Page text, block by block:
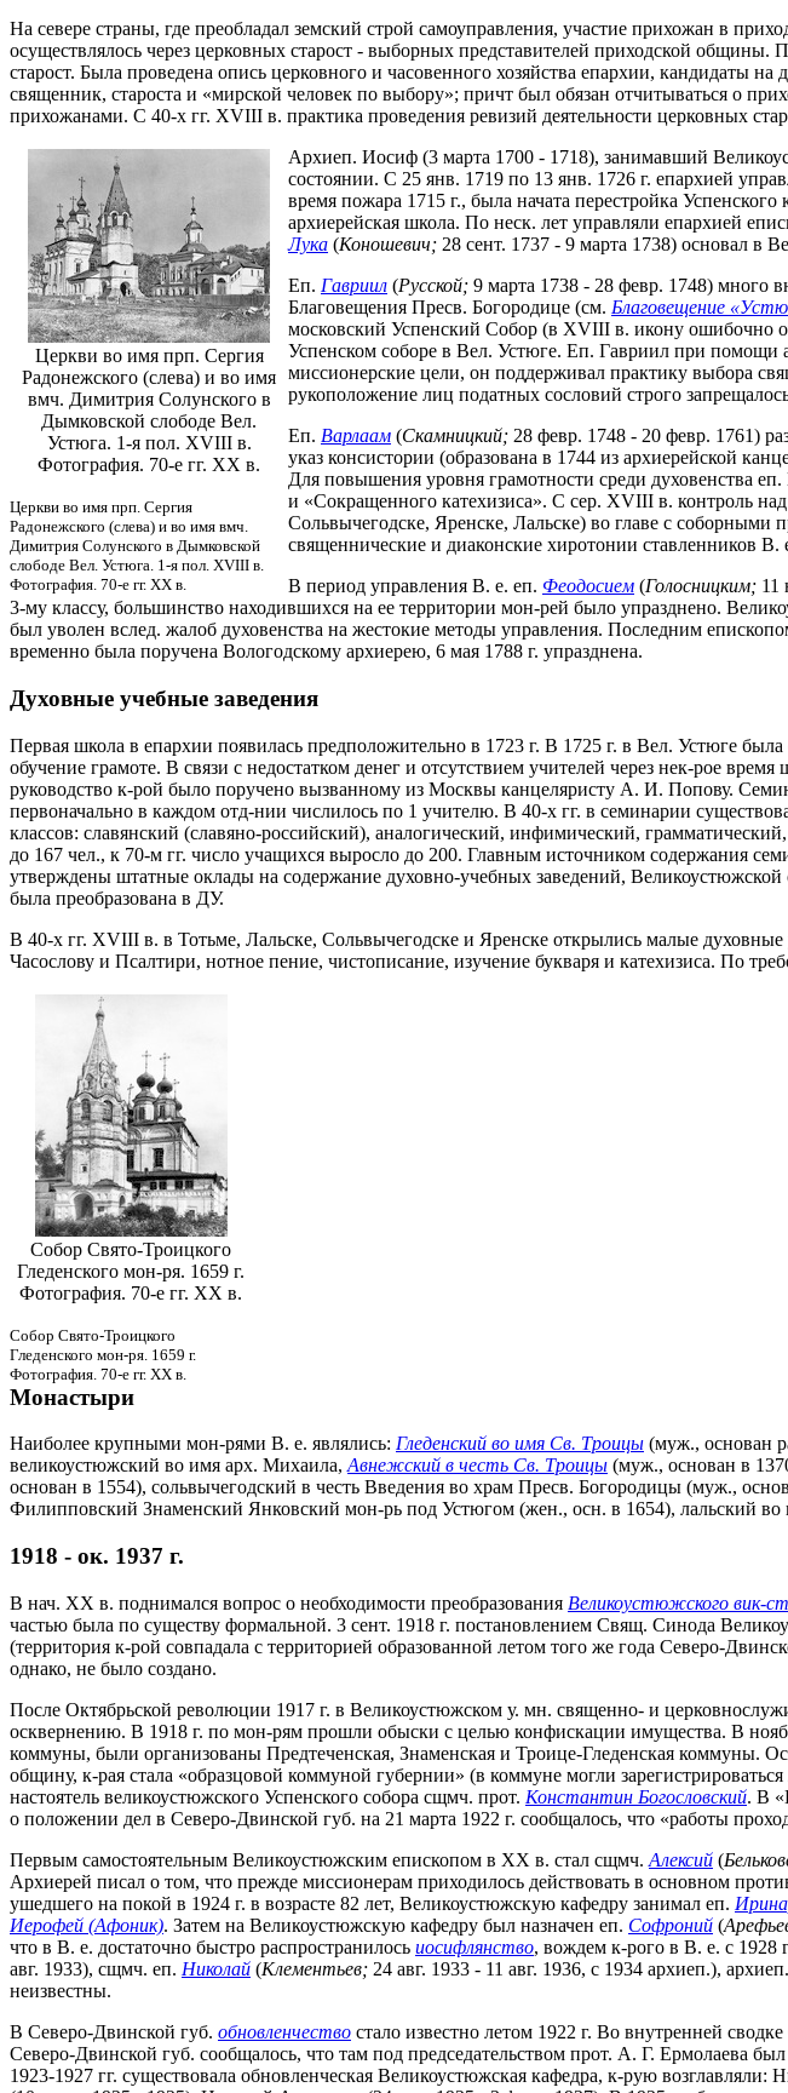
На севере страны, где преобладал земский строй самоуправления, участие прихожан в
осуществлялось через церковных старост - выборных представителей приходской
старост. Была проведена опись церковного и часовенного хозяйства епархии, кандидаты
священник, староста и «мирской человек по выбору»; причт был обязан отчитываться о
прихожанами. С 40-х гг. XVIII в. практика проведения ревизий деятельности церковных
Церкви во имя прп. Сергия
Радонежского (слева) и во имя
вмч. Димитрия Солунского в
Дымковской слободе Вел.
Устюга. 1-я пол. XVIII в.
Фотография. 70-е гг. ХХ в.
Церкви во имя прп. Сергия
Радонежского (слева) и во имя вмч.
Димитрия Солунского в Дымковской
слободе Вел. Устюга. 1-я пол. XVIII в.
Фотография. 70-е гг. ХХ в.
Архиеп. Иосиф (3 марта 1700 - 1718), занимавший
состоянии. С 25 янв. 1719 по 13 янв. 1726 г. епархией
время пожара 1715 г., была начата перестройка
архиерейская школа. По неск. лет управляли епархией
Лука (Коношевич; 28 сент. 1737 - 9 марта 1738) основал в
Еп. Гавриил (Русской; 9 марта 1738 - 28 февр. 1748) много
Благовещения Пресв. Богородице (см. Благовещение
московский Успенский Собор (в XVIII в. икону ошибочно
Успенском соборе в Вел. Устюге. Еп. Гавриил при помощи
миссионерские цели, он поддерживал практику выбора
рукоположение лиц податных сословий строго
Еп. Варлаам (Скамницкий; 28 февр. 1748 - 20 февр. 1761)
указ консистории (образована в 1744 из архиерейской
Для повышения уровня грамотности среди духовенства
и «Сокращенного катехизиса». С сер. XVIII в. контроль
Сольвычегодске, Яренске, Лальске) во главе с соборными
священнические и диаконские хиротонии ставленников
В период управления В. е. еп. Феодосием (Голосницким; 11
3-му классу, большинство находившихся на ее территории мон-рей было упразднено.
был уволен вслед. жалоб духовенства на жестокие методы управления. Последним
временно была поручена Вологодскому архиерею, 6 мая 1788 г. упразднена.
Духовные учебные заведения
Первая школа в епархии появилась предположительно в 1723 г. В 1725 г. в Вел. Устюге
обучение грамоте. В связи с недостатком денег и отсутствием учителей через нек-рое
руководство к-рой было поручено вызванному из Москвы канцеляристу А. И. Попову.
первоначально в каждом отд-нии числилось по 1 учителю. В 40-х гг. в семинарии
классов: славянский (славяно-российский), аналогический, инфимический,
до 167 чел., к 70-м гг. число учащихся выросло до 200. Главным источником содержания
утверждены штатные оклады на содержание духовно-учебных заведений,
была преобразована в ДУ.
В 40-х гг. XVIII в. в Тотьме, Лальске, Сольвычегодске и Яренске открылись малые
Часослову и Псалтири, нотное пение, чистописание, изучение букваря и катехизиса. По
Собор Свято-Троицкого
Гледенского мон-ря. 1659 г.
Фотография. 70-е гг. ХХ в.
Собор Свято-Троицкого
Гледенского мон-ря. 1659 г.
Фотография. 70-е гг. ХХ в.
Монастыри
Наиболее крупными мон-рями В. е. являлись: Гледенский во имя Св. Троицы (муж., основан
великоустюжский во имя арх. Михаила,Авнежский в честь Св. Троицы (муж., основан в
основан в 1554), сольвычегодский в честь Введения во храм Пресв. Богородицы (муж.,
Филипповский Знаменский Янковский мон-рь под Устюгом (жен., осн. в 1654), лальский
1918 - ок. 1937 г.
В нач. XX в. поднимался вопрос о необходимости преобразования Великоустюжского вик-
частью была по существу формальной. 3 сент. 1918 г. постановлением Свящ. Синода
(территория к-рой совпадала с территорией образованной летом того же года Северо-
однако, не было создано.
После Октябрьской революции 1917 г. в Великоустюжском у. мн. священно- и
осквернению. В 1918 г. по мон-рям прошли обыски с целью конфискации имущества. В
коммуны, были организованы Предтеченская, Знаменская и Троице-Гледенская коммуны.
общину, к-рая стала «образцовой коммуной губернии» (в коммуне могли
настоятель великоустюжского Успенского собора сщмч. прот. Константин Богословский. В
о положении дел в Северо-Двинской губ. на 21 марта 1922 г. сообщалось, что «работы
Первым самостоятельным Великоустюжским епископом в XX в. стал сщмч. Алексий (
Архиерей писал о том, что прежде миссионерам приходилось действовать в основном
ушедшего на покой в 1924 г. в возрасте 82 лет, Великоустюжскую кафедру занимал еп.
Иерофей (Афоник). Затем на Великоустюжскую кафедру был назначен еп. Софроний (
что в В. е. достаточно быстро распространилось иосифлянство, вождем к-рого в В. е. с 1928
авг. 1933), сщмч. еп. Николай (Клементьев; 24 авг. 1933 - 11 авг. 1936, с 1934 архиеп.), архиеп.
неизвестны.
В Северо-Двинской губ. обновленчество стало известно летом 1922 г. Во внутренней
Северо-Двинской губ. сообщалось, что там под председательством прот. А. Г. Ермолаева
1923-1927 гг. существовала обновленческая Великоустюжская кафедра, к-рую